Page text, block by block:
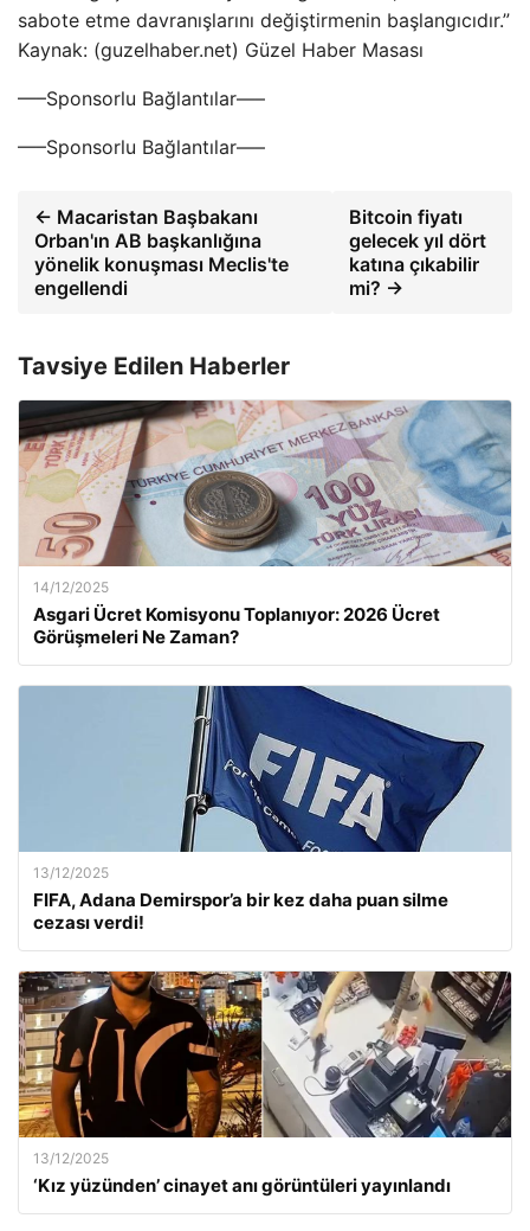
sabote etme davranışlarını değiştirmenin başlangıcıdır.”
Kaynak: (guzelhaber.net) Güzel Haber Masası
—–Sponsorlu Bağlantılar—–
—–Sponsorlu Bağlantılar—–
← Macaristan Başbakanı
Orban'ın AB başkanlığına
yönelik konuşması Meclis'te
engellendi
Bitcoin fiyatı
gelecek yıl dört
katına çıkabilir
mi? →
Tavsiye Edilen Haberler
14/12/2025
Asgari Ücret Komisyonu Toplanıyor: 2026 Ücret
Görüşmeleri Ne Zaman?
13/12/2025
FIFA, Adana Demirspor’a bir kez daha puan silme
cezası verdi!
13/12/2025
‘Kız yüzünden’ cinayet anı görüntüleri yayınlandı